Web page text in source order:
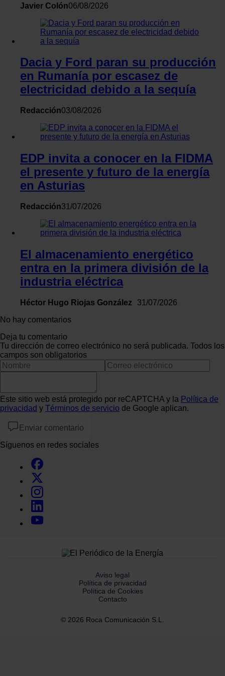
con otra información que les haya proporcionado o que
recopilado a partir del uso que haya hecho de sus servicios.
Javier Colón06/08/2026
Dacia y Ford paran su producción
en Rumanía por escasez de
electricidad debido a la sequía
Redacción03/08/2026
EDP invita a conocer en la FIDMA
el presente y futuro de la energía
en Asturias
Redacción31/07/2026
El almacenamiento energético
entra en la primera división de la
industria eléctrica
Héctor Hugo Riojas González 31/07/2026
No hay comentarios
Deja tu comentario
Tu dirección de correo electrónico no será publicada. Todos los
campos son obligatorios
Este sitio web está protegido por reCAPTCHA y la Política de
privacidad y Términos de servicio de Google aplican.
Enviar comentario
Síguenos en redes sociales
Aviso legal
Política de privacidad
Política de Cookies
Contacto
© 2026 Roca Comunicación S.L.